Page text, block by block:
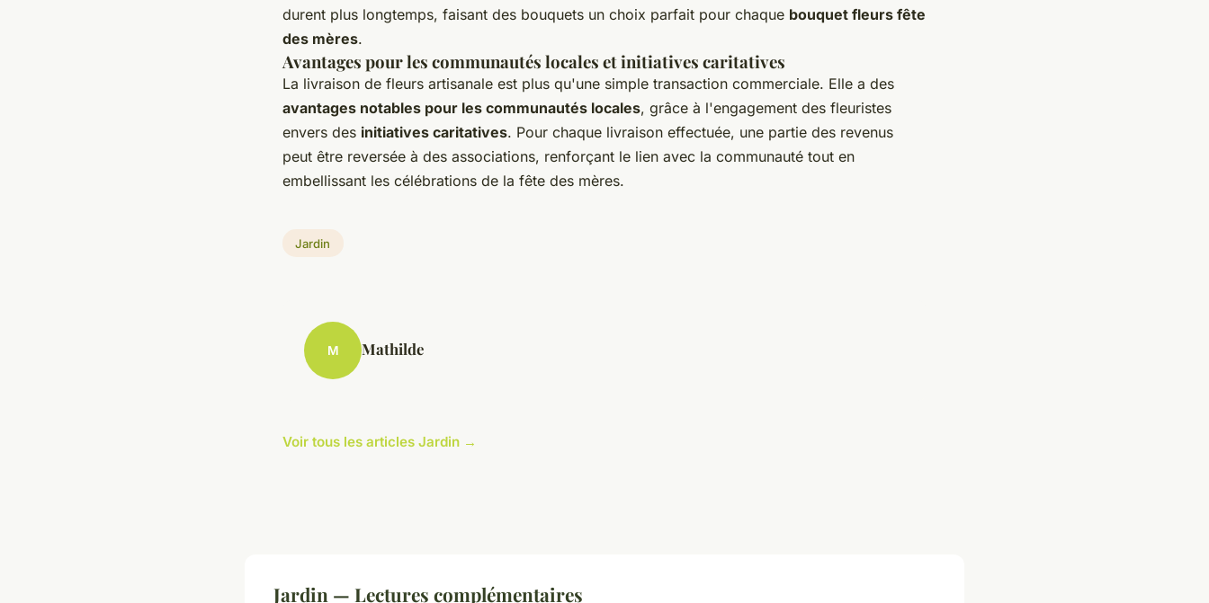
durent plus longtemps, faisant des bouquets un choix parfait pour chaque bouquet fleurs fête
des mères.
Avantages pour les communautés locales et initiatives caritatives
La livraison de fleurs artisanale est plus qu'une simple transaction commerciale. Elle a des
avantages notables pour les communautés locales, grâce à l'engagement des fleuristes
envers des initiatives caritatives. Pour chaque livraison effectuée, une partie des revenus
peut être reversée à des associations, renforçant le lien avec la communauté tout en
embellissant les célébrations de la fête des mères.
Jardin
M Mathilde
Voir tous les articles Jardin →
Jardin — Lectures complémentaires